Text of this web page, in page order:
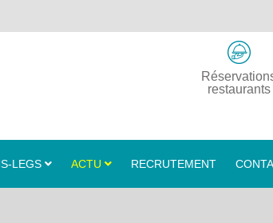
restaurants
LEGS ACTU RECRUTEMENT